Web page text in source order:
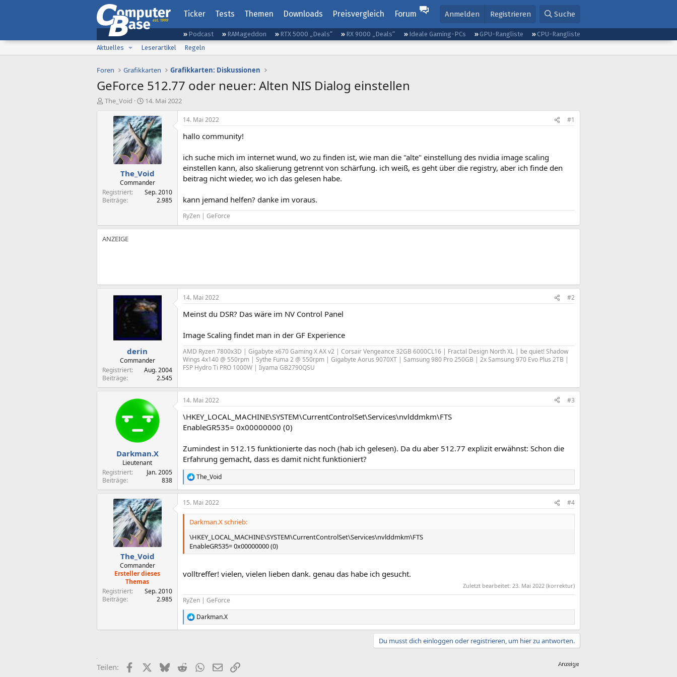
Ticker Tests Themen Downloads Preisvergleich Forum Anmelden Registrieren Suche
Podcast RAMageddon RTX 5000 „Deals“ RX 9000 „Deals“ Ideale Gaming-PCs GPU-Rangliste
CPU-Rangliste
Aktuelles
Leserartikel Regeln
Foren Grafikkarten Grafikkarten: Diskussionen
GeForce 512.77 oder neuer: Alten NIS Dialog einstellen
E
The_Void
E
s
t
e
l
l
t
a
m
14. Mai 2022
The_Void
Commander
Registriert
Sep. 2010
Beiträge
2.985
14. Mai 2022 #1
hallo community!
ich suche mich im internet wund, wo zu finden ist, wie man die "alte" einstellung des nvidia image scaling
einstellen kann, also skalierung getrennt von schärfung. ich weiß, es geht über die registry, aber ich finde den
beitrag nicht wieder, wo ich das gelesen habe.
kann jemand helfen? danke im voraus.
RyZen | GeForce
derin
Commander
Registriert
Aug. 2004
Beiträge
2.545
14. Mai 2022 #2
Meinst du DSR? Das wäre im NV Control Panel
Image Scaling findet man in der GF Experience
AMD Ryzen 7800x3D | Gigabyte x670 Gaming X AX v2 | Corsair Vengeance 32GB 6000CL16 | Fractal Design North XL | be quiet! Shadow
Wings 4x140 @ 550rpm | Sythe Fuma 2 @ 550rpm | Gigabyte Aorus 9070XT | Samsung 980 Pro 250GB | 2x Samsung 970 Evo Plus 2TB |
FSP Hydro Ti PRO 1000W | Iiyama GB2790QSU
Darkman.X
Lieutenant
Registriert
Jan. 2005
Beiträge
838
14. Mai 2022 #3
\HKEY_LOCAL_MACHINE\SYSTEM\CurrentControlSet\Services\nvlddmkm\FTS
EnableGR535= 0x00000000 (0)
Zumindest in 512.15 funktionierte das noch (hab ich gelesen). Da du aber 512.77 explizit erwähnst: Schon die
Erfahrung gemacht, dass es damit nicht funktioniert?
R
e
a
k
t
n
n
The_Void
The_Void
Commander
Ersteller dieses
Themas
Registriert
Sep. 2010
Beiträge
2.985
15. Mai 2022 #4
Darkman.X schrieb:
\HKEY_LOCAL_MACHINE\SYSTEM\CurrentControlSet\Services\nvlddmkm\FTS
EnableGR535= 0x00000000 (0)
volltreffer! vielen, vielen lieben dank. genau das habe ich gesucht.
Zuletzt bearbeitet: 23. Mai 2022 (korrektur)
RyZen | GeForce
R
e
o
Darkman.X
Du musst dich einloggen oder registrieren, um hier zu antworten.
Teilen: FacebookX (Twitter)
BlueskyRedditWhatsApp
E-MailLink